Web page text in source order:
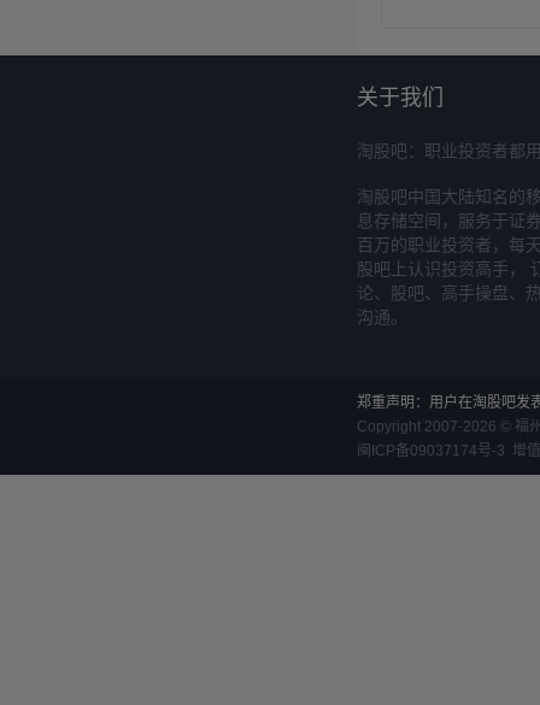
关于我们
淘股吧：职业投资者都
淘股吧中国大陆知名的
息存储空间，服务于证
百万的职业投资者，每
股吧上认识投资高手，
论、股吧、高手操盘、
沟通。
郑重声明：用户在淘股吧发
Copyright 2007-2026 © 福
闽ICP备09037174号-3 增